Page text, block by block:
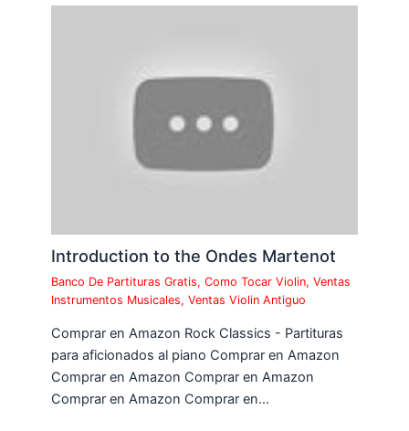
Introduction to the Ondes Martenot
Banco De Partituras Gratis,Como Tocar Violin,Ventas
Instrumentos Musicales,Ventas Violin Antiguo
Comprar en Amazon Rock Classics - Partituras
para aficionados al piano Comprar en Amazon
Comprar en Amazon Comprar en Amazon
Comprar en Amazon Comprar en…